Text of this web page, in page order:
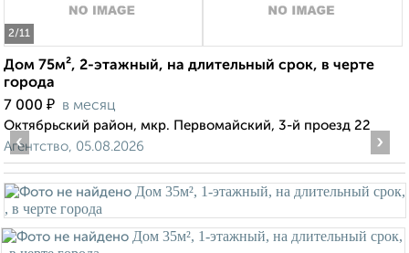
2/11
Дом 75м², 2-этажный, на длительный срок, в черте
города
7 000 ₽ в месяц
Октябрьский район, мкр. Первомайский, 3-й проезд 22
Агентство, 05.08.2026
‹ ›